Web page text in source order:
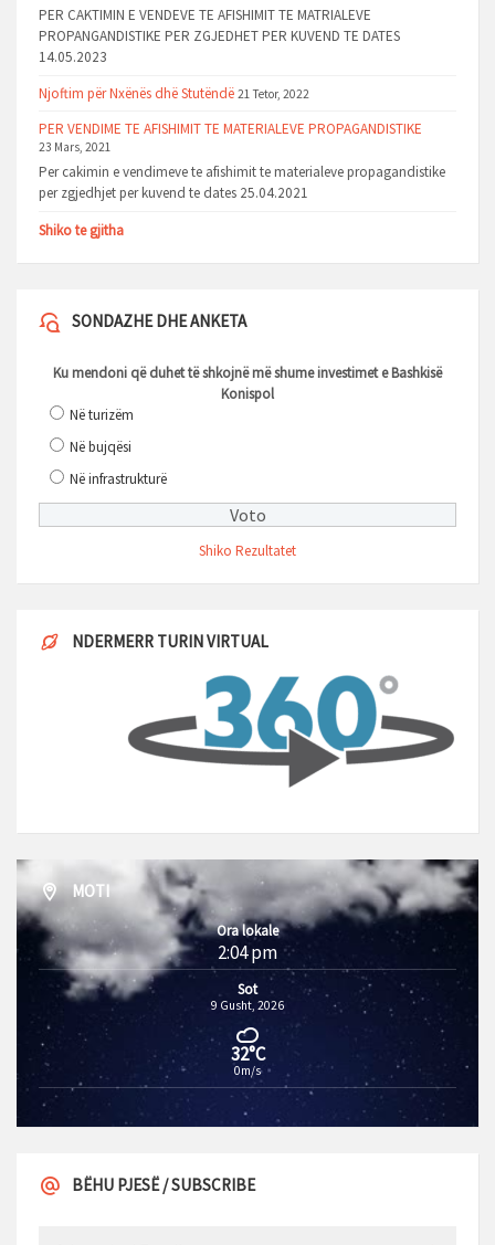
PER CAKTIMIN E VENDEVE TE AFISHIMIT TE MATRIALEVE
PROPANGANDISTIKE PER ZGJEDHET PER KUVEND TE DATES
14.05.2023
Njoftim për Nxënës dhë Stutëndë 21 Tetor, 2022
PER VENDIME TE AFISHIMIT TE MATERIALEVE PROPAGANDISTIKE
23 Mars, 2021
Per cakimin e vendimeve te afishimit te materialeve propagandistike
per zgjedhjet per kuvend te dates 25.04.2021
Shiko te gjitha
SONDAZHE DHE ANKETA
Ku mendoni që duhet të shkojnë më shume investimet e Bashkisë
Konispol
Në turizëm
Në bujqësi
Në infrastrukturë
Shiko Rezultatet
NDERMERR TURIN VIRTUAL
MOTI
Ora lokale
2:04 pm
Sot
9 Gusht, 2026
32°C
0m/s
BËHU PJESË / SUBSCRIBE